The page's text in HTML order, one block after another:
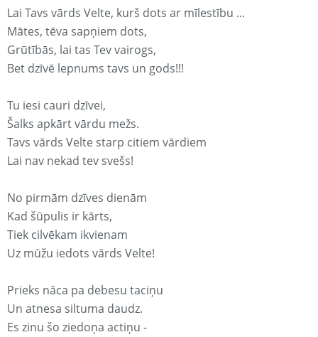
Lai Tavs vārds Velte, kurš dots ar mīlestību ...
Mātes, tēva sapņiem dots,
Grūtībās, lai tas Tev vairogs,
Bet dzīvē lepnums tavs un gods!!!
Tu iesi cauri dzīvei,
Šalks apkārt vārdu mežs.
Tavs vārds Velte starp citiem vārdiem
Lai nav nekad tev svešs!
No pirmām dzīves dienām
Kad šūpulis ir kārts,
Tiek cilvēkam ikvienam
Uz mūžu iedots vārds Velte!
Prieks nāca pa debesu taciņu
Un atnesa siltuma daudz.
Es zinu šo ziedoņa actiņu -